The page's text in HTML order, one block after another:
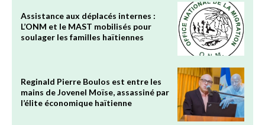
Assistance aux déplacés internes :
L’ONM et le MAST mobilisés pour
soulager les familles haïtiennes
Reginald Pierre Boulos est entre les
mains de Jovenel Moïse, assassiné par
l’élite économique haïtienne